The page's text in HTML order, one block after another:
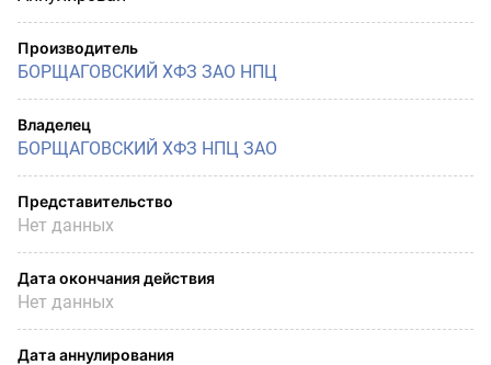
Производитель
БОРЩАГОВСКИЙ ХФЗ ЗАО НПЦ
Владелец
БОРЩАГОВСКИЙ ХФЗ НПЦ ЗАО
Представительство
Нет данных
Дата окончания действия
Нет данных
Дата аннулирования